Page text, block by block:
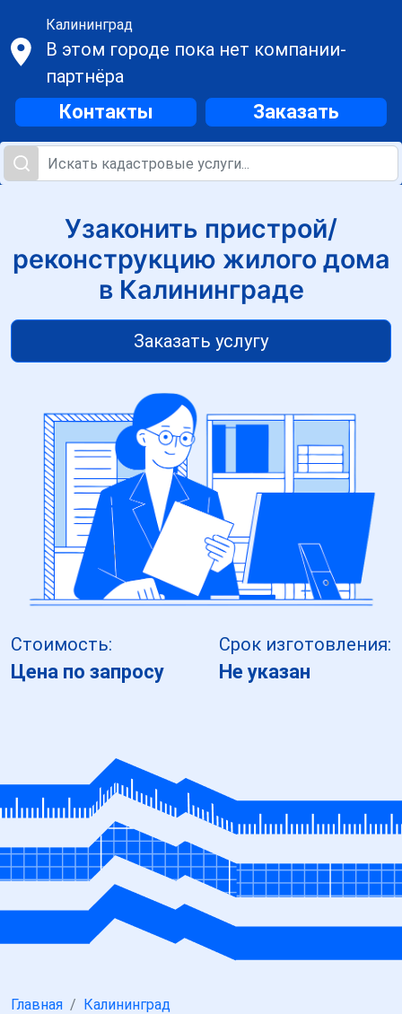
Калининград
В этом городе пока нет компании-
партнёра
Контакты Заказать
Узаконить пристрой/
реконструкцию жилого дома
в Калининграде
Заказать услугу
Стоимость:
Цена по запросу
Срок изготовления:
Не указан
Главная
Калининград